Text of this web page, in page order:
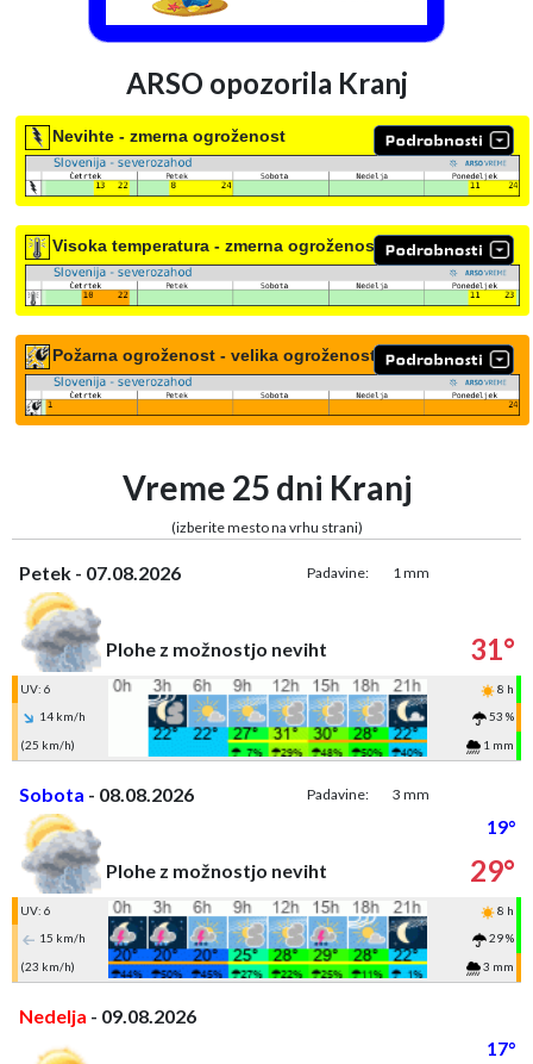
ARSO opozorila Kranj
Nevihte - zmerna ogroženost
Visoka temperatura - zmerna ogroženost
Požarna ogroženost - velika ogroženost
Vreme 25 dni Kranj
(izberite mesto na vrhu strani)
Petek - 07.08.2026 Padavine: 1 mm
Plohe z možnostjo neviht 31°
UV: 6
8 h
14 km/h
53 %
(25 km/h)
1 mm
Sobota - 08.08.2026 Padavine: 3 mm
19°
Plohe z možnostjo neviht
29°
UV: 6
8 h
15 km/h
29 %
(23 km/h)
3 mm
Nedelja - 09.08.2026
17°